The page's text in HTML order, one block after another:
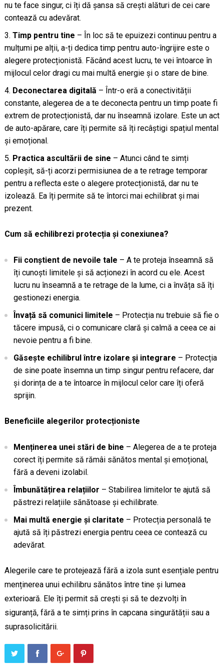
nu te face singur, ci îți dă șansa să crești alături de cei care
contează cu adevărat.
Timp pentru tine – În loc să te epuizezi continuu pentru a
mulțumi pe alții, a-ți dedica timp pentru auto-îngrijire este o
alegere protecționistă. Făcând acest lucru, te vei întoarce în
mijlocul celor dragi cu mai multă energie și o stare de bine.
Deconectarea digitală – Într-o eră a conectivității
constante, alegerea de a te deconecta pentru un timp poate fi
extrem de protecționistă, dar nu înseamnă izolare. Este un act
de auto-apărare, care îți permite să îți recâștigi spațiul mental
și emoțional.
Practica ascultării de sine – Atunci când te simți
copleșit, să-ți acorzi permisiunea de a te retrage temporar
pentru a reflecta este o alegere protecționistă, dar nu te
izolează. Ea îți permite să te întorci mai echilibrat și mai
prezent.
Cum să echilibrezi protecția și conexiunea?
Fii conștient de nevoile tale – A te proteja înseamnă să
îți cunoști limitele și să acționezi în acord cu ele. Acest
lucru nu înseamnă a te retrage de la lume, ci a învăța să îți
gestionezi energia.
Învață să comunici limitele – Protecția nu trebuie să fie o
tăcere impusă, ci o comunicare clară și calmă a ceea ce ai
nevoie pentru a fi bine.
Găsește echilibrul între izolare și integrare – Protecția
de sine poate însemna un timp singur pentru refacere, dar
și dorința de a te întoarce în mijlocul celor care îți oferă
sprijin.
Beneficiile alegerilor protecționiste
Menținerea unei stări de bine – Alegerea de a te proteja
corect îți permite să rămâi sănătos mental și emoțional,
fără a deveni izolabil.
Îmbunătățirea relațiilor – Stabilirea limitelor te ajută să
păstrezi relațiile sănătoase și echilibrate.
Mai multă energie și claritate – Protecția personală te
ajută să îți păstrezi energia pentru ceea ce contează cu
adevărat.
Alegerile care te protejează fără a izola sunt esențiale pentru
menținerea unui echilibru sănătos între tine și lumea
exterioară. Ele îți permit să crești și să te dezvolți în
siguranță, fără a te simți prins în capcana singurătății sau a
suprasolicitării.